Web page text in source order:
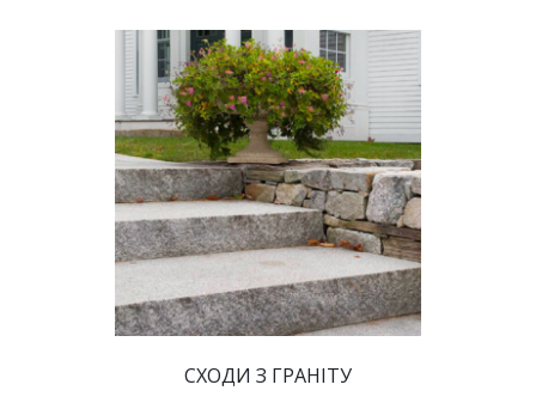
СХОДИ З ГРАНІТУ